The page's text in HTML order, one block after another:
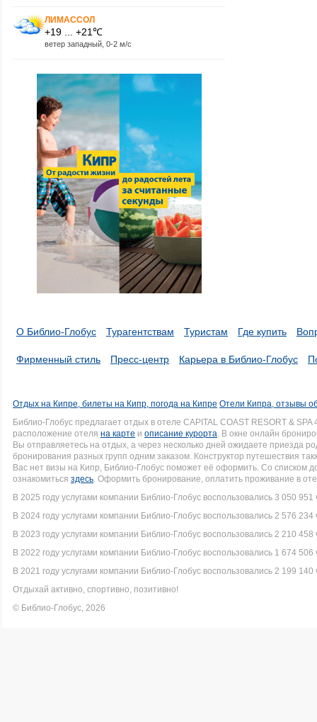
ЛИМАССОЛ
+19 ... +21℃
ветер западный, 0-2 м/с
О Библио-Глобус Турагентствам Туристам Где купить
Фирменный стиль Пресс-центр Карьера в Библио-Глобус
Отдых на Кипре, билеты на Кипр, погода на Кипре Отели Кипра, отзывы
Библио-Глобус предлагает отдых в отеле CAPITAL COAST RESORT &
расположение отеля на карте и описание курорта. В окне онлайн
Вы отправляетесь на отдых, а через несколько дней ожидаете приезда
бронирования разных групп одним заказом. Конструктор путешествия
Вас нет визы на Кипр, Библио-Глобус поможет её оформить. Со
ознакомиться здесь. Оформить бронирование, оплатить проживание в
В 2025 году услугами компании Библио-Глобус воспользовались 3 050 951
В 2024 году услугами компании Библио-Глобус воспользовались 2 576 234
В 2023 году услугами компании Библио-Глобус воспользовались 2 210 458
В 2022 году услугами компании Библио-Глобус воспользовались 1 674 506
В 2021 году услугами компании Библио-Глобус воспользовались 2 199 140
Отдыхай активно, спортивно, позитивно!
© Библио-Глобус, 2026